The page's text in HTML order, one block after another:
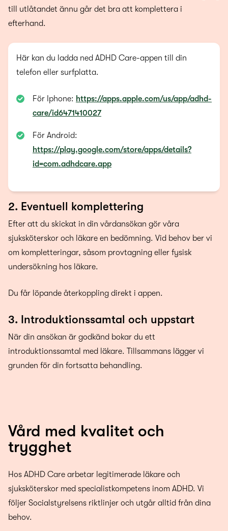
till utlåtandet ännu går det bra att komplettera i
efterhand.
Här kan du ladda ned ADHD Care-appen till din
telefon eller surfplatta.
För Iphone: https://apps.apple.com/us/app/adhd-
care/id6471410027
För Android:
https://play.google.com/store/apps/details?
id=com.adhdcare.app
2. Eventuell komplettering
Efter att du skickat in din vårdansökan gör våra
sjuksköterskor och läkare en bedömning. Vid behov ber vi
om kompletteringar, såsom provtagning eller fysisk
undersökning hos läkare.
Du får löpande återkoppling direkt i appen.
3. Introduktionssamtal och uppstart
När din ansökan är godkänd bokar du ett
introduktionssamtal med läkare. Tillsammans lägger vi
grunden för din fortsatta behandling.
Vård med kvalitet och
trygghet
Hos ADHD Care arbetar legitimerade läkare och
sjuksköterskor med specialistkompetens inom ADHD. Vi
följer Socialstyrelsens riktlinjer och utgår alltid från dina
behov.